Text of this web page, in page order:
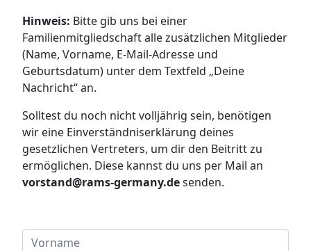
Hinweis: Bitte gib uns bei einer
Familienmitgliedschaft alle zusätzlichen Mitglieder
(Name, Vorname, E-Mail-Adresse und
Geburtsdatum) unter dem Textfeld „Deine
Nachricht“ an.
Solltest du noch nicht volljährig sein, benötigen
wir eine Einverständniserklärung deines
gesetzlichen Vertreters, um dir den Beitritt zu
ermöglichen. Diese kannst du uns per Mail an
vorstand@rams-germany.desenden.